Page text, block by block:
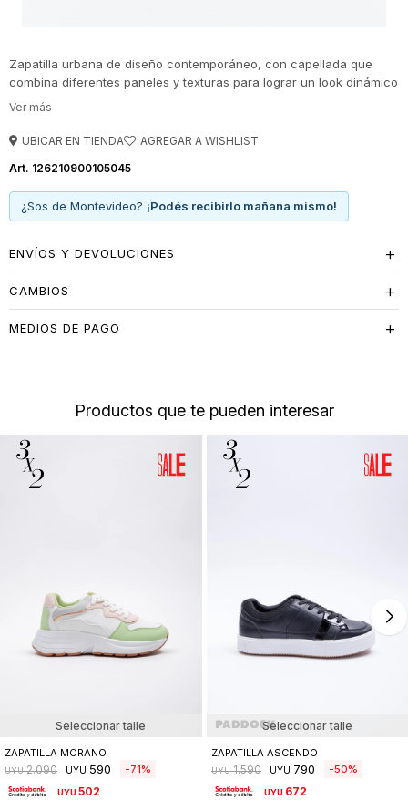
Zapatilla urbana de diseño contemporáneo, con capellada que
combina diferentes paneles y texturas para lograr un look dinámico
y moderno. El ajuste con cordones asegura un calce cómodo,
agarre en cada paso. Un modelo versátil que se adapta fácilmente
UBICAR EN TIENDA
126210900105045
¿Sos de Montevideo? ¡Podés recibirlo mañana mismo!
ENVÍOS Y DEVOLUCIONES
CAMBIOS
MEDIOS DE PAGO
Productos que te pueden interesar
Seleccionar talle
ZAPATILLA MORANO
UYU 2.090 UYU 590 71
UYU502
Seleccionar talle
ZAPATILLA ASCENDO
UYU 1.590 UYU 790 50
UYU 672